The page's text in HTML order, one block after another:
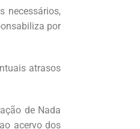
necessários,
por
atrasos
de Nada
acervo dos